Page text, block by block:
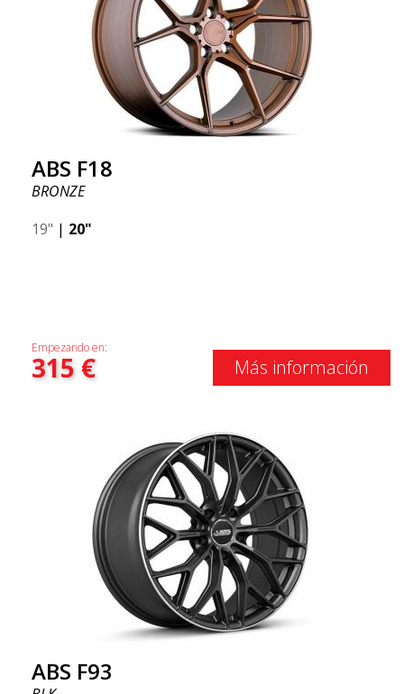
ABS F18
BRONZE
19" | 20"
Empezando en:
315€ Más información
ABS F93